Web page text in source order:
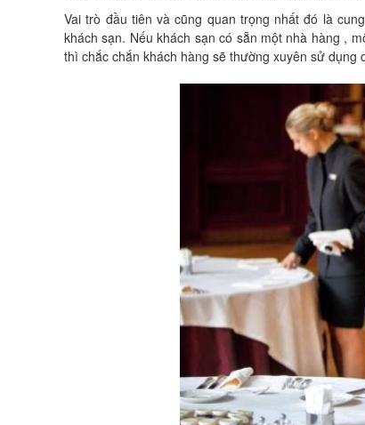
Vai trò đầu tiên và cũng quan trọng nhất đó là
khách sạn. Nếu khách sạn có sẵn một nhà hàng ,
thì chắc chắn khách hàng sẽ thường xuyên sử